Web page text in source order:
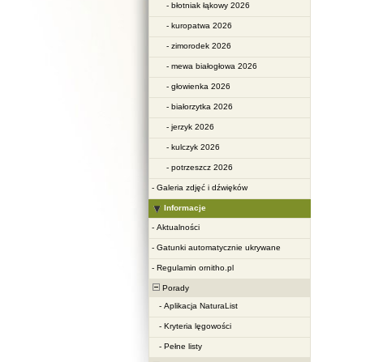
- błotniak łąkowy 2026
- kuropatwa 2026
- zimorodek 2026
- mewa białogłowa 2026
- głowienka 2026
- białorzytka 2026
- jerzyk 2026
- kulczyk 2026
- potrzeszcz 2026
- Galeria zdjęć i dźwięków
Informacje
- Aktualności
- Gatunki automatycznie ukrywane
- Regulamin ornitho.pl
Porady
- Aplikacja NaturaList
- Kryteria lęgowości
- Pełne listy